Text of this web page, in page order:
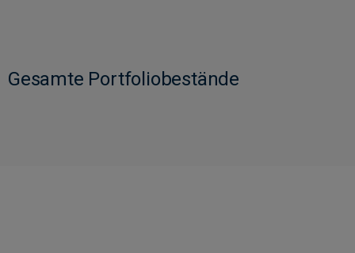
Gesamte Portfoliobestände